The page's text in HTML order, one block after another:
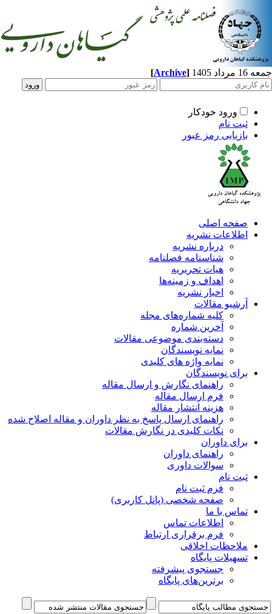
1405
[Archive]
ورود خودکار
ثبت نام
بازیابی رمز عبور
صفحه اصلی
اطلاعات نشریه
درباره نشریه
شناسنامه فصلنامه
هیات تحریریه
اهداف و زمینه‌ها
اخبار نشریه
آرشیو مقالات
کلیه شماره‌های مجله
آخرین شماره
دسته‌بندی موضوعی مقالات
نمایه نویسندگان
نمایه واژه های کلیدی
برای نویسندگان
راهنمای نگارش و ارسال مقاله
فرم ارسال مقاله
هزینه انتشار مقاله
راهنمای ارسال پاسخ به نظر داوران و مقاله اصلاح شده
نکات کلیدی در نگارش مقالات
برای داوران
راهنمای داوران
سوالات داوری
ثبت نام
فرم ثبت نام
صفحه شخصی (پانل کاربری)
تماس با ما
اطلاعات تماس
فرم برقراری ارتباط
ملاحظات اخلاقی
تسهیلات پایگاه
جستجوی پیشرفته
برترین‌های پایگاه